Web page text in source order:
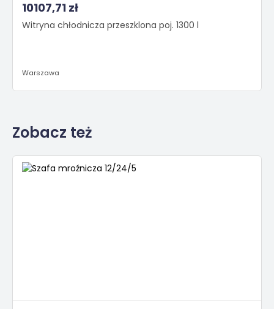
10107,71 zł
Witryna chłodnicza przeszklona poj. 1300 l
Warszawa
Zobacz też